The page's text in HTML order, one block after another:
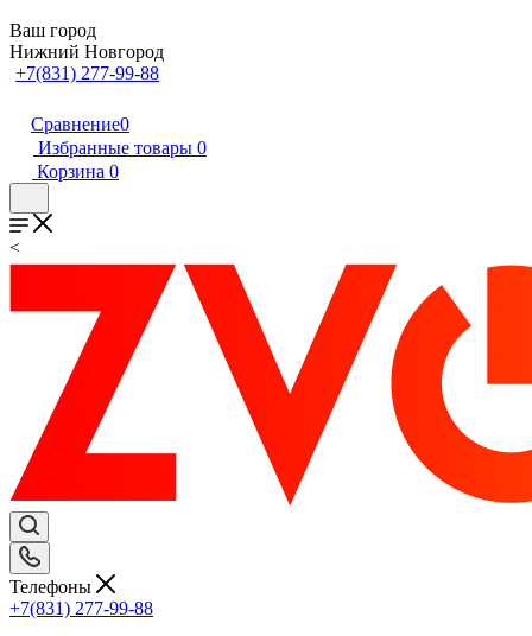
Ваш город
Нижний Новгород
+7(831) 277-99-88
Сравнение0
Избранные товары 0
Корзина 0
<
Телефоны
+7(831) 277-99-88